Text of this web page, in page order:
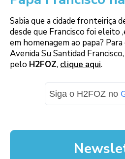
Sabia que a cidade fronteiriça
desde que Francisco foi eleito
em homenagem ao papa?
Avenida Su Santidad
pelo H2FOZ, clique aqui.
Siga o H2FOZ no